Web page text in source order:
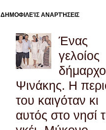
ΔΗΜΟΦΙΛΕΊΣ ΑΝΑΡΤΉΣΕΙΣ
Ένας
γελοίος
Ψινάκης. Η
του καιγόταν κι
αυτός στο νησί